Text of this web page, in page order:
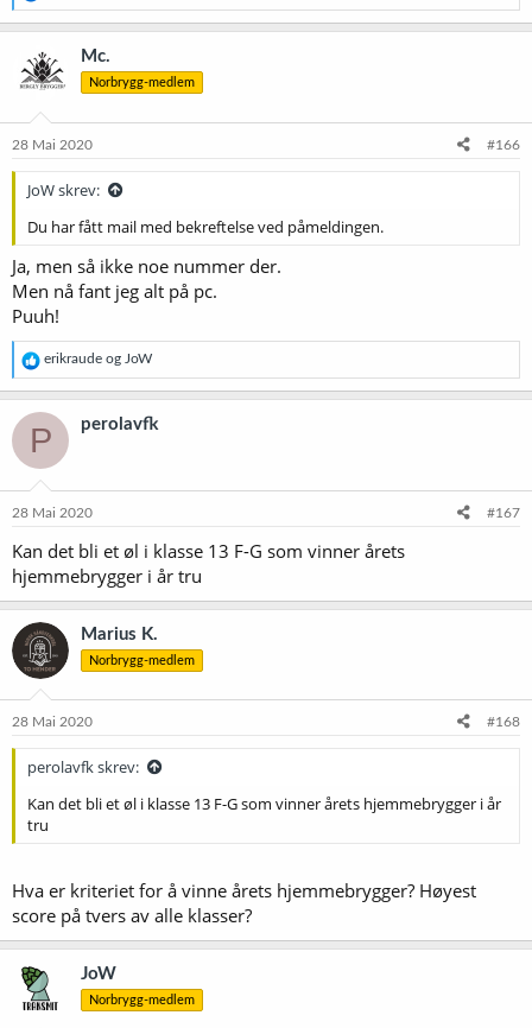
e
a
s
j
e
Mc.
Norbrygg-medlem
28 Mai 2020 #166
JoW skrev:
Du har fått mail med bekreftelse ved påmeldingen.
Ja, men så ikke noe nummer der.
Men nå fant jeg alt på pc.
Puuh!
R
e
a
k
s
o
e
erikraude og JoW
P perolavfk
28 Mai 2020 #167
Kan det bli et øl i klasse 13 F-G som vinner årets
hjemmebrygger i år tru
Marius K.
Norbrygg-medlem
28 Mai 2020 #168
perolavfk skrev:
Kan det bli et øl i klasse 13 F-G som vinner årets hjemmebrygger i år
tru
Hva er kriteriet for å vinne årets hjemmebrygger? Høyest
score på tvers av alle klasser?
JoW
Norbrygg-medlem